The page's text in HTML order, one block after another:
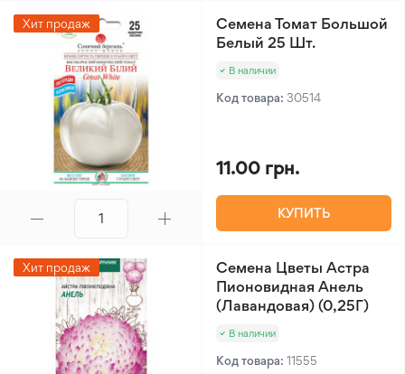
Хит продаж
Семена Томат Большой
Белый 25 Шт.
В наличии
Код товара: 30514
11.00 грн.
КУПИТЬ
Хит продаж
Семена Цветы Астра
Пионовидная Анель
(Лавандовая) (0,25Г)
В наличии
Код товара: 11555